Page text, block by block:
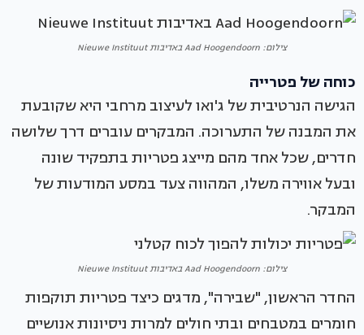
צילום: Aad Hoogendoorn באדיבות Nieuwe Instituut
כוחה של פטרייה
הגישה הנרטיבית של ג'ואו לעיצוב מרחבי היא שקובעת
את המבנה של התערוכה. המבקרים עוברים דרך שלושה
חדרים, שכל אחד מהם מייצג פטריות בתפקיד שונה
ובעל אווירה משלו, המהווה צעד במסע המודעות של
המבקר.
צילום: Aad Hoogendoorn באדיבות Nieuwe Instituut
החדר הראשון, "שבירה", מדגים כיצד פטריות תוקפות
חומרים במטבחים ובתי חולים למרות ניסיונות אנושיים